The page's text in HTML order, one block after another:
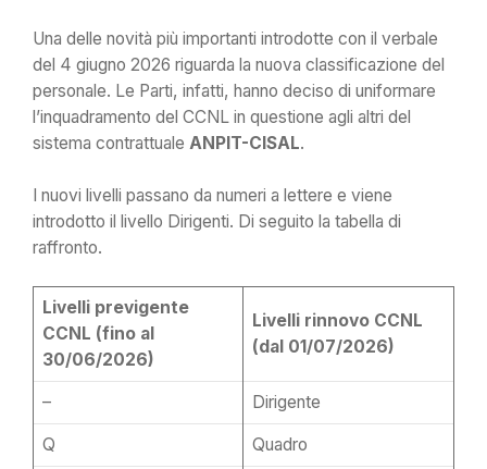
Una delle novità più importanti introdotte con il verbale
del 4 giugno 2026 riguarda la nuova classificazione del
personale. Le Parti, infatti, hanno deciso di uniformare
l’inquadramento del CCNL in questione agli altri del
sistema contrattuale ANPIT-CISAL.
I nuovi livelli passano da numeri a lettere e viene
introdotto il livello Dirigenti. Di seguito la tabella di
raffronto.
Livelli previgente
CCNL (fino al
30/06/2026)
Livelli rinnovo CCNL
(dal 01/07/2026)
– Dirigente
Q Quadro